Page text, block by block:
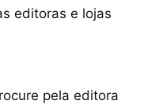
editoras e lojas
pela editora